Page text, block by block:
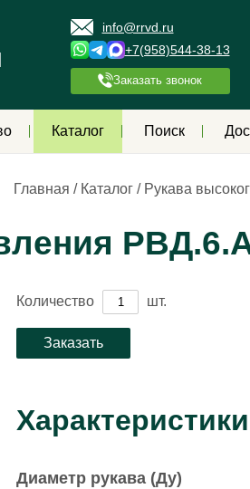
info@rrvd.ru
+7(958)544-38-13
Заказать звонок
Каталог Поиск
Главная / Каталог / Рукава
Количество шт.
Характеристики
Диаметр рукава (Ду)